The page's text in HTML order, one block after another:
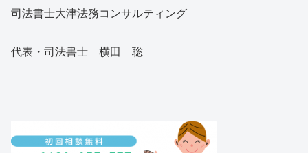
司法書士大津法務コンサルティング
代表・司法書士 横田 聡